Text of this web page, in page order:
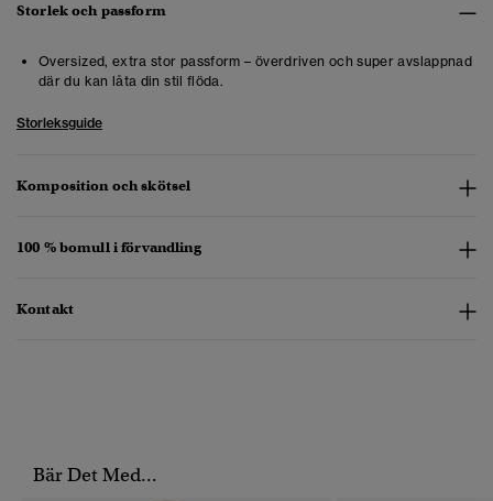
Storlek och passform
Oversized, extra stor passform – överdriven och super avslappnad
där du kan låta din stil flöda.
Storleksguide
Komposition och skötsel
100 % bomull i förvandling
Kontakt
Bär Det Med...